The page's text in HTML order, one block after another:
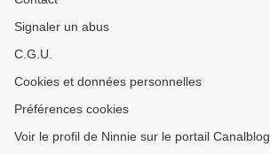
Signaler un abus
C.G.U.
Cookies et données personnelles
Préférences cookies
Voir le profil de Ninnie sur le portail Canalblog